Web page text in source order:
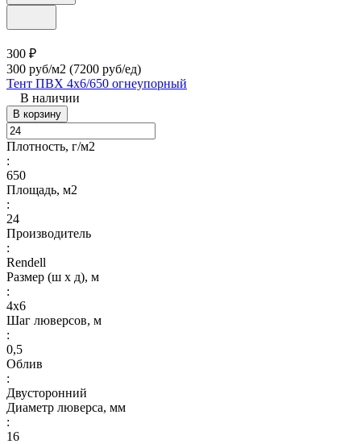
300 ₽
300 руб/м2 (7200 руб/eд)
Тент ПВХ 4х6/650 огнеупорный
В наличии
В корзину
Плотность, г/м2
:
650
Площадь, м2
:
24
Производитель
:
Rendell
Размер (ш х д), м
:
4х6
Шаг люверсов, м
:
0,5
Облив
:
Двусторонний
Диаметр люверса, мм
:
16